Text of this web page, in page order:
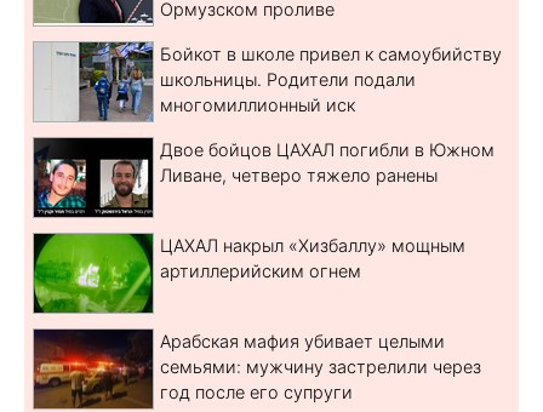
Ормузском проливе
Бойкот в школе привел к самоубийству
школьницы. Родители подали
многомиллионный иск
Двое бойцов ЦАХАЛ погибли в Южном
Ливане, четверо тяжело ранены
ЦАХАЛ накрыл «Хизбаллу» мощным
артиллерийским огнем
Арабская мафия убивает целыми
семьями: мужчину застрелили через
год после его супруги